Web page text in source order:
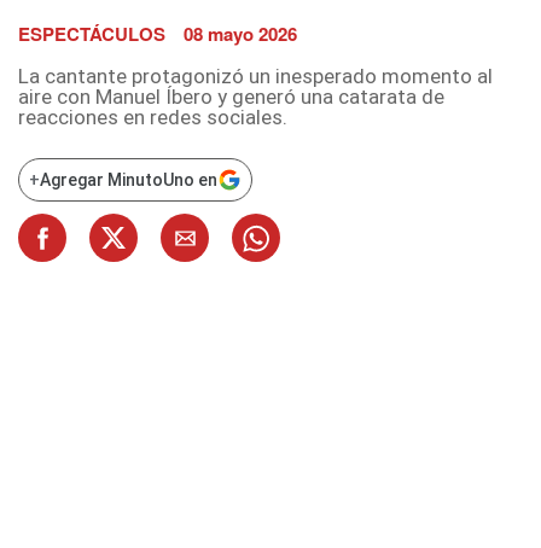
ESPECTÁCULOS 08 mayo 2026
La cantante protagonizó un inesperado momento al
aire con Manuel Íbero y generó una catarata de
reacciones en redes sociales.
+Agregar MinutoUno en